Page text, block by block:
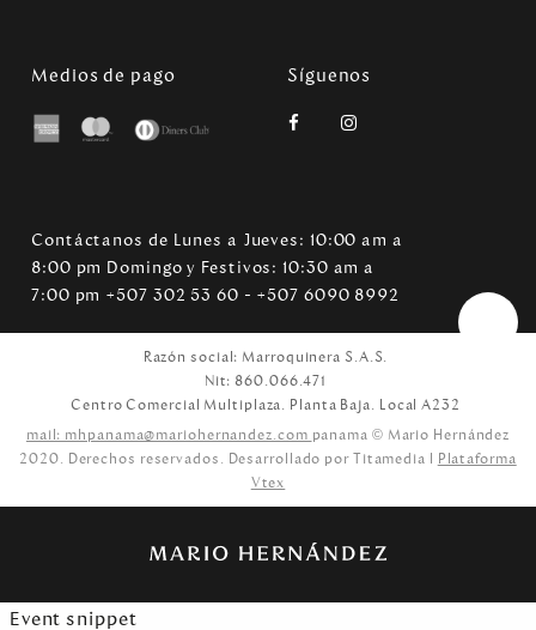
Medios de pago Síguenos
Contáctanos de Lunes a Jueves: 10:00 am a
8:00 pm Domingo y Festivos: 10:30 am a
7:00 pm +507 302 53 60 - +507 6090 8992
Razón social: Marroquinera S.A.S.
Nit: 860.066.471
Centro Comercial Multiplaza. Planta Baja. Local A232
mail: mhpanama@mariohernandez.com panama © Mario Hernández
2020. Derechos reservados. Desarrollado por Titamedia l Plataforma
Vtex
Event snippet